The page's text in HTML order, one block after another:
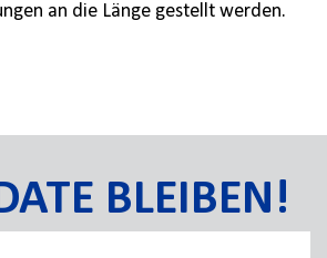
an die Länge gestellt werden.
BLEIBEN!